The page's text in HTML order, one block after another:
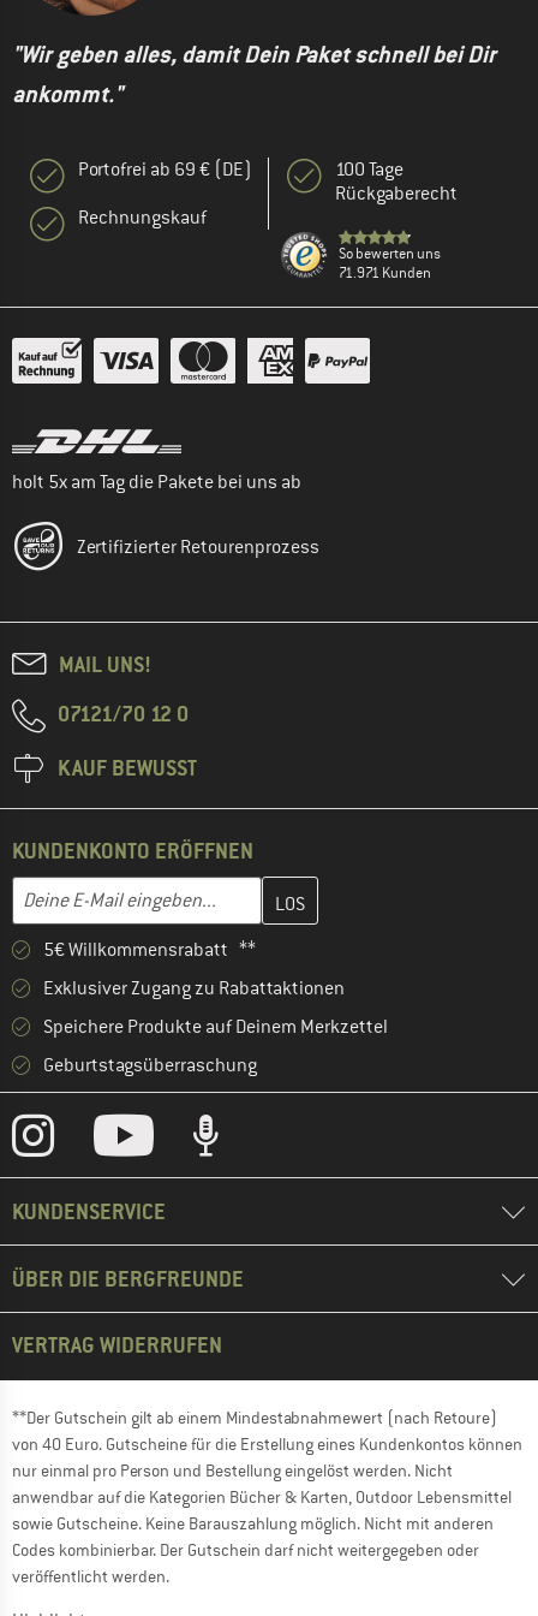
"Wir geben alles, damit Dein Paket schnell bei Dir
ankommt."
Portofrei ab 69 € (DE)
Rechnungskauf
100 Tage
Rückgaberecht
So bewerten uns
71.971 Kunden
holt 5x am Tag die Pakete bei uns ab
Zertifizierter Retourenprozess
MAIL UNS!
07121/70 12 0
KAUF BEWUSST
KUNDENKONTO ERÖFFNEN
E-Mail-Adresse
Gib hier deine E-Mail-Adresse ein und erstelle im nächsten
5€ Willkommensrabatt **
Exklusiver Zugang zu Rabattaktionen
Speichere Produkte auf Deinem Merkzettel
Geburtstagsüberraschung
KUNDENSERVICE
ÜBER DIE BERGFREUNDE
VERTRAG WIDERRUFEN
**Der Gutschein gilt ab einem Mindestabnahmewert (nach Retoure)
von 40 Euro. Gutscheine für die Erstellung eines Kundenkontos können
nur einmal pro Person und Bestellung eingelöst werden. Nicht
anwendbar auf die Kategorien Bücher & Karten, Outdoor Lebensmittel
sowie Gutscheine. Keine Barauszahlung möglich. Nicht mit anderen
Codes kombinierbar. Der Gutschein darf nicht weitergegeben oder
veröffentlicht werden.